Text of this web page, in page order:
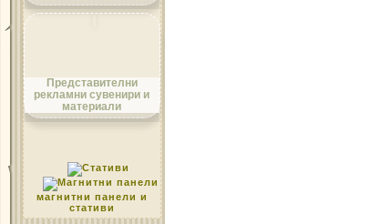
Област Пазарджик
Представителни
рекламни сувенири и
материали
магнитни панели и
стативи